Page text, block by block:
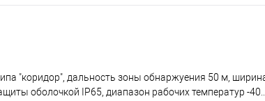
"коридор", дальность зоны обнаржуения 50 м,
оболочкой IP65, диапазон рабочих температур -